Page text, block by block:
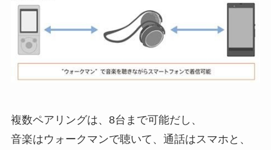
複数ペアリングは、8台まで可能だし、
音楽はウォークマンで聴いて、通話はスマホと、